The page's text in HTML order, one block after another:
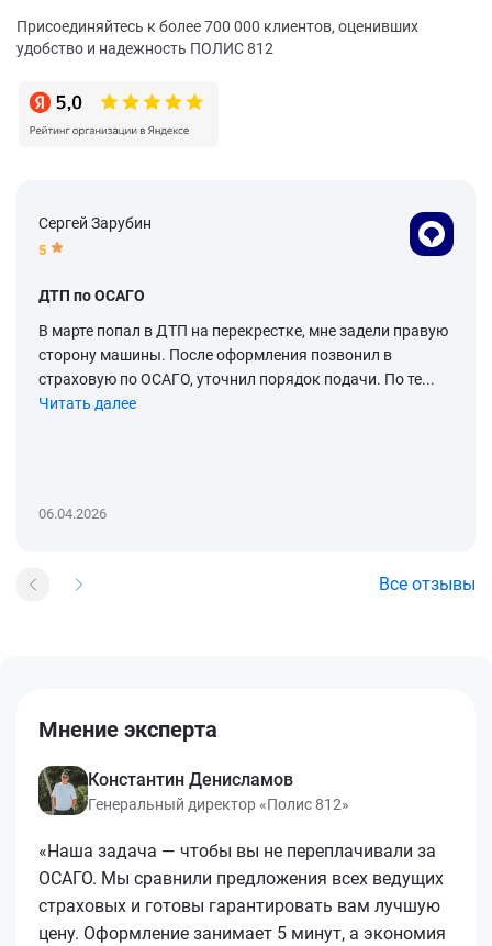
Присоединяйтесь к более 700 000 клиентов, оценивших
удобство и надежность ПОЛИС 812
Сергей Зарубин
5
ДТП по ОСАГО
В марте попал в ДТП на перекрестке, мне задели правую
сторону машины. После оформления позвонил в
страховую по ОСАГО, уточнил порядок подачи. По те...
Читать далее
06.04.2026
Все отзывы
Мнение эксперта
Константин Денисламов
Генеральный директор «Полис 812»
«Наша задача — чтобы вы не переплачивали за
ОСАГО. Мы сравнили предложения всех ведущих
страховых и готовы гарантировать вам лучшую
цену. Оформление занимает 5 минут, а экономия